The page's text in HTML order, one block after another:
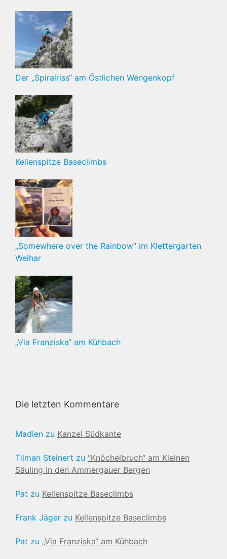
Der „Spiralriss“ am Östlichen Wengenkopf
Kellenspitze Baseclimbs
„Somewhere over the Rainbow“ im Klettergarten
Weihar
„Via Franziska“ am Kühbach
Die letzten Kommentare
Madlen zu Kanzel Südkante
Tilman Steinert zu “Knöchelbruch“ am Kleinen
Säuling in den Ammergauer Bergen
Pat zu Kellenspitze Baseclimbs
Frank Jäger zu Kellenspitze Baseclimbs
Pat zu „Via Franziska“ am Kühbach